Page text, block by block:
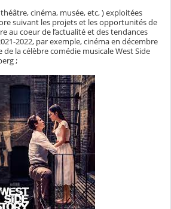
cinéma, musée, etc, ) exploitées
suivant les projets et les opportunités de
au coeur de l’actualité et des tendances
2022, par exemple, cinéma en décembre
la célèbre comédie musicale West Side
;